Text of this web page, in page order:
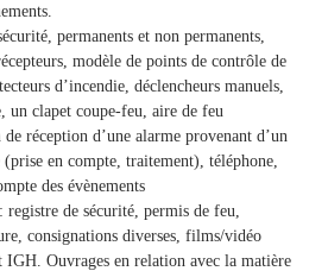
permanents et non permanents,
modèle de points de contrôle de
d’incendie, déclencheurs manuels,
un clapet coupe-feu, aire de feu
réception d’une alarme provenant d’un
en compte, traitement), téléphone,
des évènements
de sécurité, permis de feu,
consignations diverses, films/vidéo
IGH. Ouvrages en relation avec la matière